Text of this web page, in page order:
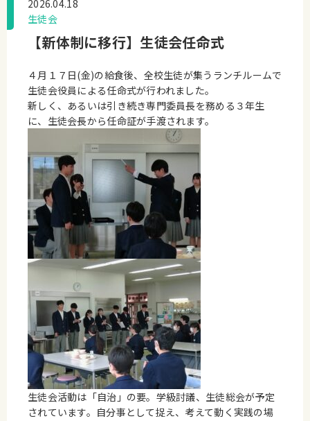
2026.04.18
生徒会
【新体制に移行】生徒会任命式
４月１７日(金)の給食後、全校生徒が集うランチルームで
生徒会役員による任命式が行われました。
新しく、あるいは引き続き専門委員長を務める３年生
に、生徒会長から任命証が手渡されます。
生徒会活動は「自治」の要。学級討議、生徒総会が予定
されています。自分事として捉え、考えて動く実践の場